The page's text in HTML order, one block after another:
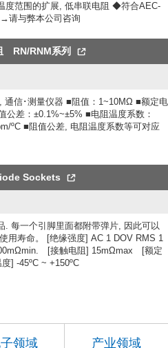
度范围的扩展, 低串联电阻 ◆符合AEC-
请与弊本公司咨询
RN/RNM系列
通信･测量仪器 ■阻值：1~10MΩ ■额定电
公差：±0.1%~±5% ■电阻温度系数：
ºC ■阻值公差, 电阻温度系数等可对应
Sockets
. 每一个引脚里面都附带弹片, 因此可以
用寿命。 [绝缘强度] AC 1 DOV RMS 1
[接触电阻] 15mΩmax [额定
] -45ºC ~ +150ºC
领域 产业领域